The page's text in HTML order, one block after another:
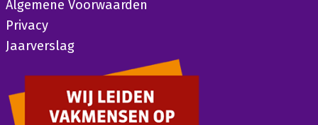
Algemene Voorwaarden
Privacy
Jaarverslag